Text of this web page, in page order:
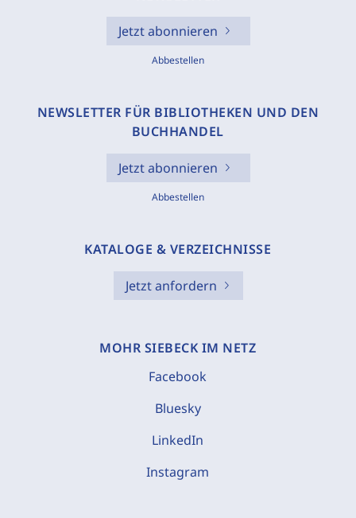
Jetzt abonnieren
Abbestellen
NEWSLETTER FÜR BIBLIOTHEKEN UND DEN
BUCHHANDEL
Jetzt abonnieren
Abbestellen
KATALOGE & VERZEICHNISSE
Jetzt anfordern
MOHR SIEBECK IM NETZ
Facebook
Bluesky
LinkedIn
Instagram